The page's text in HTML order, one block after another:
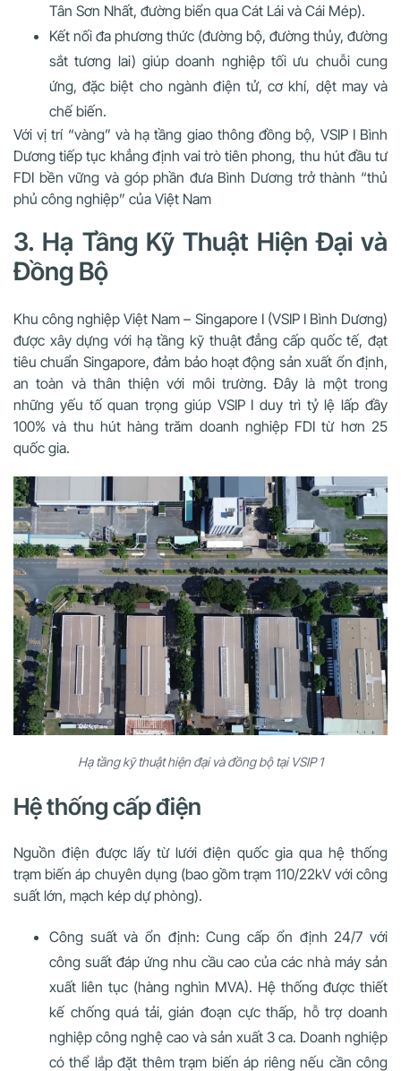
Tân Sơn Nhất, đường biển qua Cát Lái và Cái Mép).
Kết nối đa phương thức (đường bộ, đường thủy, đường
sắt tương lai) giúp doanh nghiệp tối ưu chuỗi cung
ứng, đặc biệt cho ngành điện tử, cơ khí, dệt may và
chế biến.
Với vị trí “vàng” và hạ tầng giao thông đồng bộ, VSIP I Bình
Dương tiếp tục khẳng định vai trò tiên phong, thu hút đầu tư
FDI bền vững và góp phần đưa Bình Dương trở thành “thủ
phủ công nghiệp” của Việt Nam
3. Hạ Tầng Kỹ Thuật Hiện Đại và
Đồng Bộ
Khu công nghiệp Việt Nam – Singapore I (VSIP I Bình Dương)
được xây dựng với hạ tầng kỹ thuật đẳng cấp quốc tế, đạt
tiêu chuẩn Singapore, đảm bảo hoạt động sản xuất ổn định,
an toàn và thân thiện với môi trường. Đây là một trong
những yếu tố quan trọng giúp VSIP I duy trì tỷ lệ lấp đầy
100% và thu hút hàng trăm doanh nghiệp FDI từ hơn 25
quốc gia.
Hạ tầng kỹ thuật hiện đại và đồng bộ tại VSIP 1
Hệ thống cấp điện
Nguồn điện được lấy từ lưới điện quốc gia qua hệ thống
trạm biến áp chuyên dụng (bao gồm trạm 110/22kV với công
suất lớn, mạch kép dự phòng).
Công suất và ổn định: Cung cấp ổn định 24/7 với
công suất đáp ứng nhu cầu cao của các nhà máy sản
xuất liên tục (hàng nghìn MVA). Hệ thống được thiết
kế chống quá tải, gián đoạn cực thấp, hỗ trợ doanh
nghiệp công nghệ cao và sản xuất 3 ca. Doanh nghiệp
có thể lắp đặt thêm trạm biến áp riêng nếu cần công